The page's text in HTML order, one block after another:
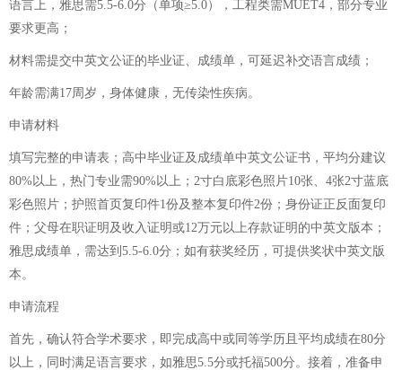
语言上，雅思需5.5-6.0分（单项≥5.0），工程类需MUET4，部分专业
要求更高；
材料需提交中英文公证的毕业证、成绩单，可延迟补交语言成绩；
年龄需满17周岁，身体健康，无传染性疾病。
申请材料
填写完整的申请表；高中毕业证及成绩单中英文公证书，平均分建议
80%以上，热门专业需90%以上；2寸白底彩色照片10张、4张2寸蓝底
彩色照片；护照首页复印件1份及整本复印件2份；身份证正反面复印
件；父母在职证明及收入证明或12万元以上存款证明的中英文版本；
雅思成绩单，需达到5.5-6.0分；如有获奖经历，可提供奖状中英文版
本。
申请流程
首先，确认符合学术要求，即完成高中或同等学历且平均成绩在80分
以上，同时满足语言要求，如雅思5.5分或托福500分。接着，准备申